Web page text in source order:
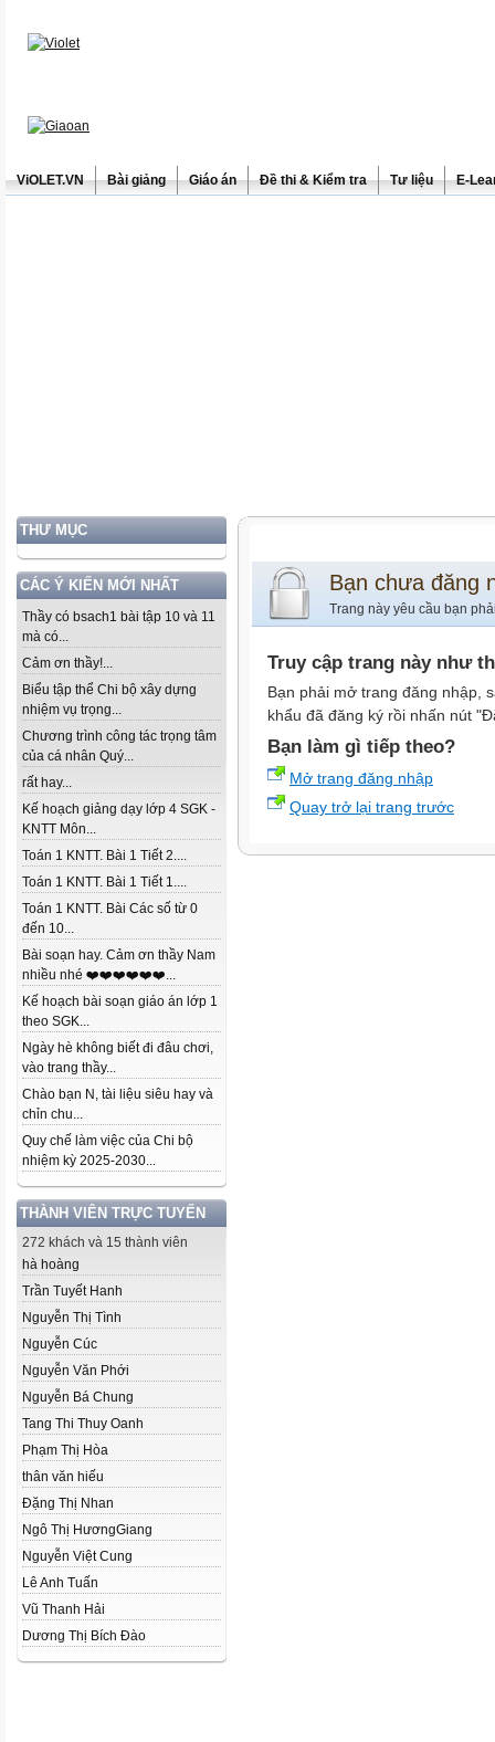
ViOLET.VN Bài giảng Giáo án Đề thi & Kiểm tra Tư liệu E-
THƯ MỤC
CÁC Ý KIẾN MỚI NHẤT
Thầy có bsach1 bài tập 10 và 11
mà có...
Cảm ơn thầy!...
Biểu tập thể Chi bộ xây dựng
nhiệm vụ trọng...
Chương trình công tác trọng tâm
của cá nhân Quý...
rất hay...
Kế hoạch giảng dạy lớp 4 SGK -
KNTT Môn...
Toán 1 KNTT. Bài 1 Tiết 2....
Toán 1 KNTT. Bài 1 Tiết 1....
Toán 1 KNTT. Bài Các số từ 0
đến 10...
Bài soạn hay. Cảm ơn thầy Nam
nhiều nhé ❤️❤️❤️❤️❤️❤️...
Kế hoạch bài soạn giáo án lớp 1
theo SGK...
Ngày hè không biết đi đâu chơi,
vào trang thầy...
Chào bạn N, tài liệu siêu hay và
chỉn chu...
Quy chế làm việc của Chi bộ
nhiệm kỳ 2025-2030...
THÀNH VIÊN TRỰC TUYẾN
272 khách và 15 thành viên
hà hoàng
Trần Tuyết Hanh
Nguyễn Thị Tình
Nguyễn Cúc
Nguyễn Văn Phới
Nguyễn Bá Chung
Tang Thi Thuy Oanh
Phạm Thị Hòa
thân văn hiếu
Đặng Thị Nhan
Ngô Thị HươngGiang
Nguyễn Việt Cung
Lê Anh Tuấn
Vũ Thanh Hải
Dương Thị Bích Đào
Bạn chưa đăng
Trang này yêu cầu bạn
Truy cập trang này như
Bạn phải mở trang đăng nhập,
khẩu đã đăng ký rồi nhấn nút
Bạn làm gì tiếp theo?
Mở trang đăng nhập
Quay trở lại trang trước